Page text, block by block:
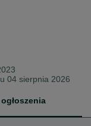
04 sierpnia 2026